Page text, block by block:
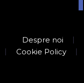
Despre noi
Cookie Policy